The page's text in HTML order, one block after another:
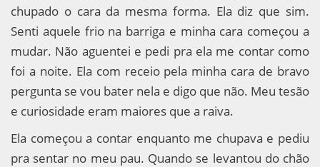
chupado o cara da mesma forma. Ela diz que sim.
Senti aquele frio na barriga e minha cara começou a
mudar. Não aguentei e pedi pra ela me contar como
foi a noite. Ela com receio pela minha cara de bravo
pergunta se vou bater nela e digo que não. Meu tesão
e curiosidade eram maiores que a raiva.
Ela começou a contar enquanto me chupava e pediu
pra sentar no meu pau. Quando se levantou do chão